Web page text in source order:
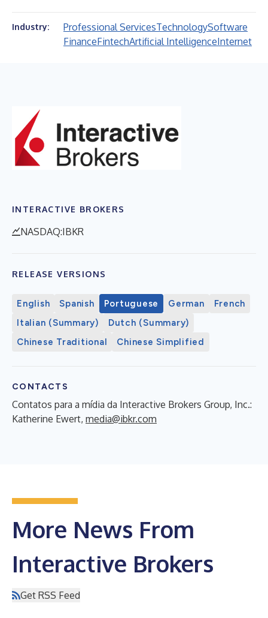
Industry: Professional ServicesTechnologySoftware
FinanceFintechArtificial IntelligenceInternet
INTERACTIVE BROKERS
NASDAQ:IBKR
RELEASE VERSIONS
English Spanish Portuguese German
French
Italian (Summary)
Dutch (Summary)
Chinese Traditional
Chinese Simplified
CONTACTS
Contatos para a mídia da Interactive Brokers Group, Inc.:
Katherine Ewert, media@ibkr.com
More News From
Interactive Brokers
Get RSS Feed